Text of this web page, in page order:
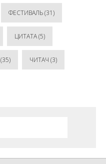
ФЕСТИВАЛЬ(31)
ЦИТАТА(5)
(35) ЧИТАЧ (3)